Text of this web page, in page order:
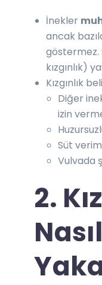
İnekler
ancak
göstermez.
kızgınlık)
Kızgınlık
Diğer
izin
Süt
Vulvada
2.
Nasıl